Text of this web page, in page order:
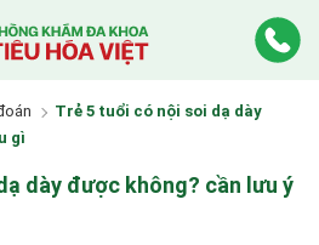
Trẻ 5 tuổi có nội soi dạ dày
gì
dày được không? cần lưu ý